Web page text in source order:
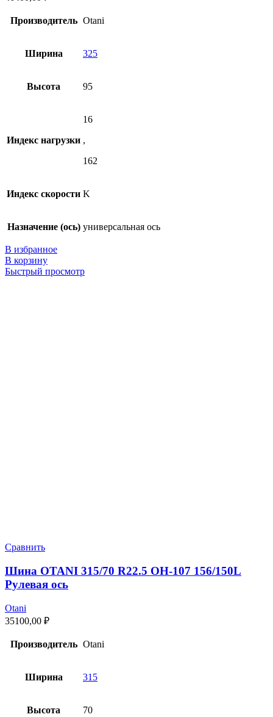
Производитель Otani
Ширина 325
Высота 95
Индекс нагрузки
16
,
162
Индекс скорости K
Назначение (ось) универсальная ось
В избранное
В корзину
Быстрый просмотр
Сравнить
Шина OTANI 315/70 R22.5 OH-107 156/150L
Рулевая ось
Otani
35100,00 ₽
Производитель Otani
Ширина 315
Высота 70